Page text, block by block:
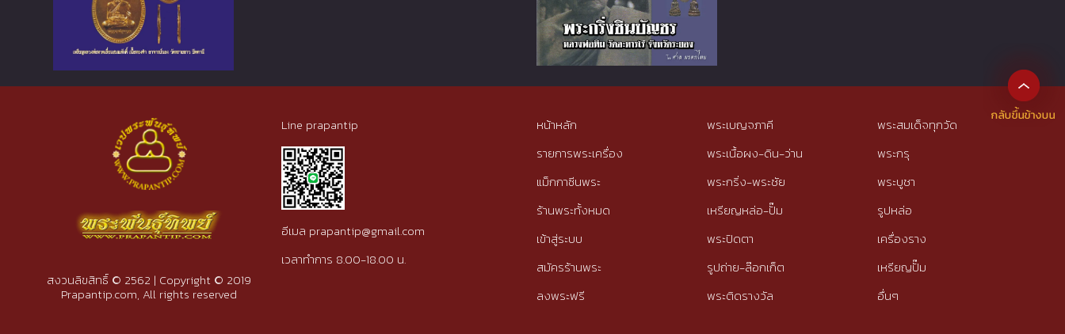
สงวนลิขสิทธิ์ © 2562 | Copyright © 2019
Prapantip.com, All rights reserved
Line prapantip
อีเมล prapantip@gmail.com
เวลาทำการ 8.00-18.00 น.
หน้าหลัก
รายการพระเครื่อง
แม็กกาซีนพระ
ร้านพระทั้งหมด
เข้าสู่ระบบ
สมัครร้านพระ
ลงพระฟรี
พระเบญจภาคี
พระเนื้อผง-ดิน-ว่าน
พระกริ่ง-พระชัย
เหรียญหล่อ-ปั๊ม
พระปิดตา
รูปถ่าย-ล๊อกเก็ต
พระติดรางวัล
พระสมเด็จทุกวัด
พระกรุ
พระบูชา
รูปหล่อ
เครื่องราง
เหรียญปั๊ม
อื่นๆ